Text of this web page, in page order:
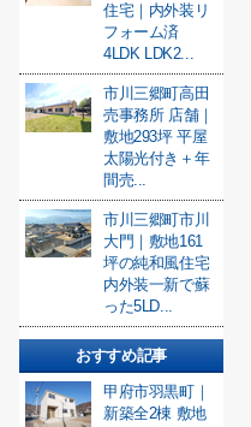
住宅｜内外装リ
フォーム済
4LDK LDK2...
市川三郷町高田
売事務所 店舗｜
敷地293坪 平屋
太陽光付き＋年
間売...
市川三郷町市川
大門｜敷地161
坪の純和風住宅
内外装一新で蘇
った5LD...
おすすめ記事
甲府市羽黒町｜
新築全2棟 敷地